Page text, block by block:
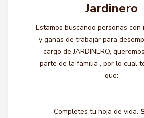
Jardinero
Estamos buscando personas con
y ganas de trabajar para
cargo de JARDINERO,
parte de la familia , por lo cual
que:
- Completes tu hoja de vida.